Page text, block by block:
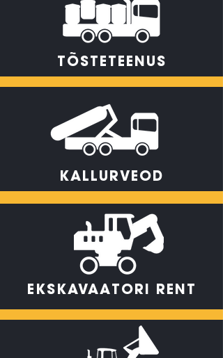
EKSKAVAATORI RENT
TÕSTETEENUS
KALLURVEOD